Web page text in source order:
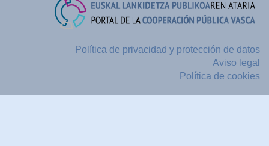
Política de privacidad y protección de datos
Aviso legal
Política de cookies